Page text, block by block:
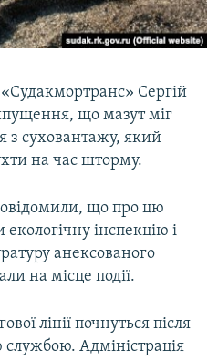
Сергій
що мазут міг
з суховантажу, який
на час шторму.
що про цю
інспекцію і
анексованого
на місце події.
лінії почнуться після
службою. Адміністрація